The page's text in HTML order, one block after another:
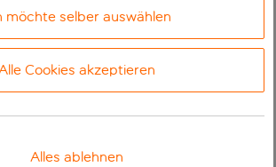
möchte selber auswählen
Cookies akzeptieren
Alles ablehnen